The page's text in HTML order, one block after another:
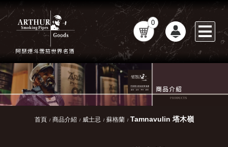
0
首頁 商品介紹 威士忌 蘇格蘭 Tamnavulin 塔木嶺